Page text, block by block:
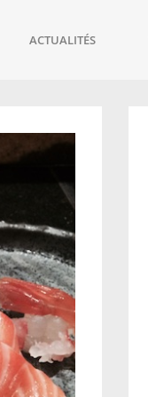
ACTUALITÉS